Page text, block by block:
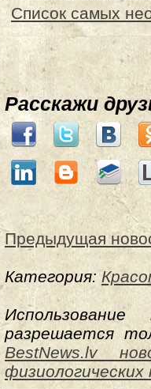
Список самых
Расскажи
Предыдущая
Категория:
разрешается
BestNews.lv
физиологических